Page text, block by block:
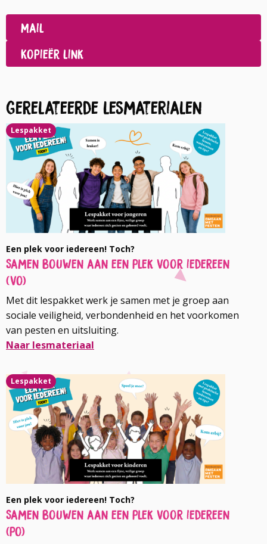
Facebook
LinkedIn
Mail
Kopieër link
Gerelateerde lesmaterialen
Lespakket
Een plek voor iedereen! Toch?
Samen bouwen aan een plek voor iedereen
(vo)
Met dit lespakket werk je samen met je groep aan
sociale veiligheid, verbondenheid en het voorkomen
van pesten en uitsluiting.
Naar lesmateriaal
Lees
meer
over
Lespakket
Een plek voor iedereen! Toch?
Samen bouwen aan een plek voor iedereen
(po)